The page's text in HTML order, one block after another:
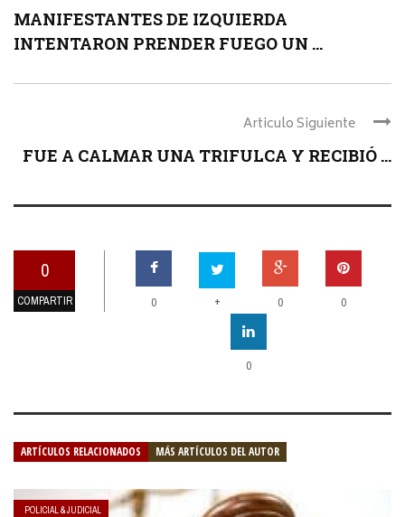
MANIFESTANTES DE IZQUIERDA
INTENTARON PRENDER FUEGO UN ...
Articulo Siguiente
FUE A CALMAR UNA TRIFULCA Y RECIBIÓ ...
0
COMPARTIR 0 + 0 0
0
ARTÍCULOS RELACIONADOS MÁS ARTÍCULOS DEL AUTOR
POLICIAL & JUDICIAL